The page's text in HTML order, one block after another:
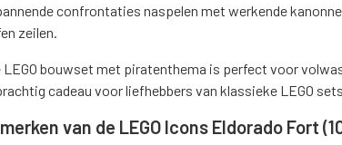
confrontaties naspelen met werkende
zeilen.
LEGO bouwset met piratenthema is perfect voor
cadeau voor liefhebbers van klassieke LEGO sets.
van de LEGO Icons Eldorado Fort